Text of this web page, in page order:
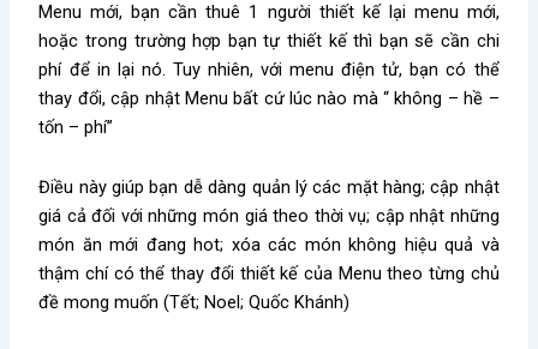
Menu mới, bạn cần thuê 1 người thiết kế lại menu mới,
hoặc trong trường hợp bạn tự thiết kế thì bạn sẽ cần chi
phí để in lại nó. Tuy nhiên, với menu điện tử, bạn có thể
thay đổi, cập nhật Menu bất cứ lúc nào mà “ không – hề –
tốn – phí”
Điều này giúp bạn dễ dàng quản lý các mặt hàng; cập nhật
giá cả đối với những món giá theo thời vụ; cập nhật những
món ăn mới đang hot; xóa các món không hiệu quả và
thậm chí có thể thay đổi thiết kế của Menu theo từng chủ
đề mong muốn (Tết; Noel; Quốc Khánh)